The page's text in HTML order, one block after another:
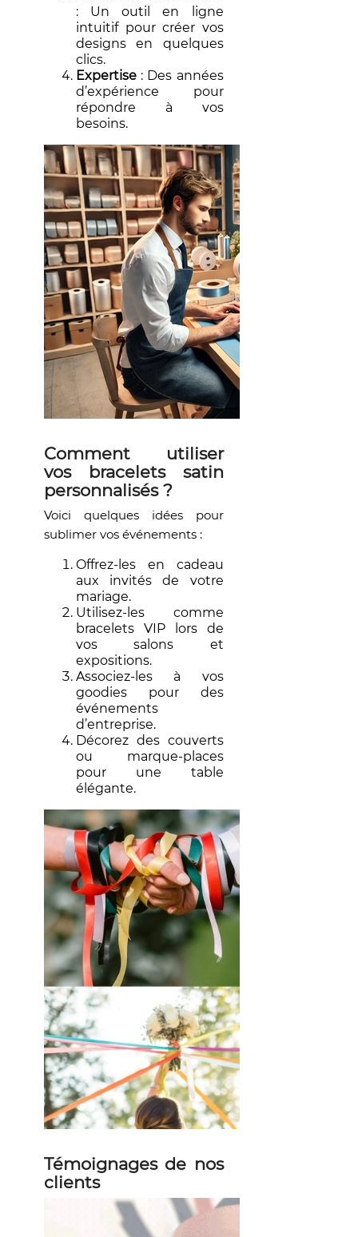
: Un outil en ligne
intuitif pour créer vos
designs en quelques
clics.
Expertise : Des années
d’expérience pour
répondre à vos
besoins.
Comment utiliser
vos bracelets satin
personnalisés ?
Voici quelques idées pour
sublimer vos événements :
Offrez-les en cadeau
aux invités de votre
mariage.
Utilisez-les comme
bracelets VIP lors de
vos salons et
expositions.
Associez-les à vos
goodies pour des
événements
d’entreprise.
Décorez des couverts
ou marque-places
pour une table
élégante.
Témoignages de nos
clients